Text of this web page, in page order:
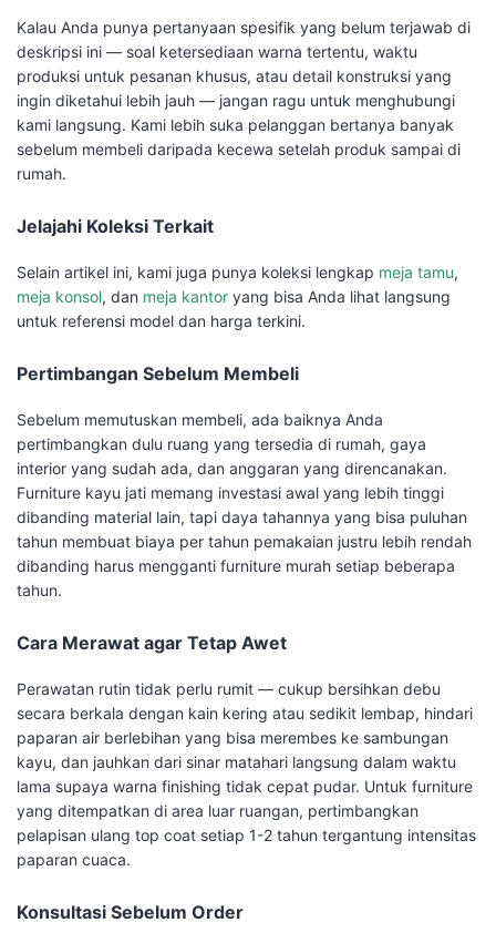
Kalau Anda punya pertanyaan spesifik yang belum terjawab di
deskripsi ini — soal ketersediaan warna tertentu, waktu
produksi untuk pesanan khusus, atau detail konstruksi yang
ingin diketahui lebih jauh — jangan ragu untuk menghubungi
kami langsung. Kami lebih suka pelanggan bertanya banyak
sebelum membeli daripada kecewa setelah produk sampai di
rumah.
Jelajahi Koleksi Terkait
Selain artikel ini, kami juga punya koleksi lengkap meja tamu,
meja konsol, dan meja kantor yang bisa Anda lihat langsung
untuk referensi model dan harga terkini.
Pertimbangan Sebelum Membeli
Sebelum memutuskan membeli, ada baiknya Anda
pertimbangkan dulu ruang yang tersedia di rumah, gaya
interior yang sudah ada, dan anggaran yang direncanakan.
Furniture kayu jati memang investasi awal yang lebih tinggi
dibanding material lain, tapi daya tahannya yang bisa puluhan
tahun membuat biaya per tahun pemakaian justru lebih rendah
dibanding harus mengganti furniture murah setiap beberapa
tahun.
Cara Merawat agar Tetap Awet
Perawatan rutin tidak perlu rumit — cukup bersihkan debu
secara berkala dengan kain kering atau sedikit lembap, hindari
paparan air berlebihan yang bisa merembes ke sambungan
kayu, dan jauhkan dari sinar matahari langsung dalam waktu
lama supaya warna finishing tidak cepat pudar. Untuk furniture
yang ditempatkan di area luar ruangan, pertimbangkan
pelapisan ulang top coat setiap 1-2 tahun tergantung intensitas
paparan cuaca.
Konsultasi Sebelum Order